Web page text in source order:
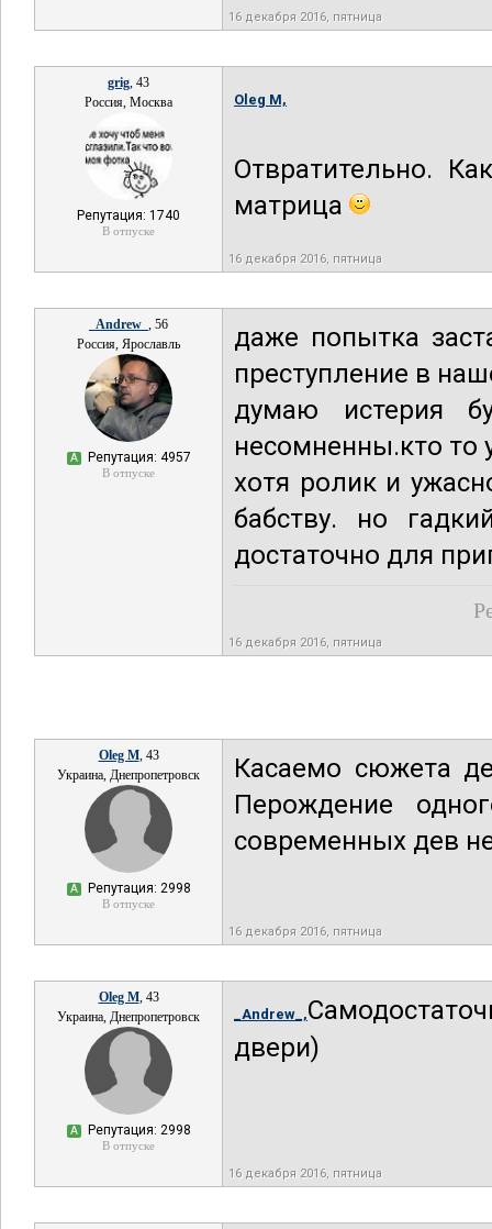
16 декабря 2016, пятница
grig, 43
Россия, Москва
Репутация: 1740
В отпуске
Oleg M,
Отвратительно.
матрица
16 декабря 2016, пятница
_Andrew_ , 56
Россия, Ярославль
А Репутация: 4957
В отпуске
даже попытка
преступление в
думаю истерия
несомненны.кто то
хотя ролик и
бабству. но
достаточно для
16 декабря 2016, пятница
Oleg M, 43
Украина, Днепропетровск
А Репутация: 2998
В отпуске
Касаемо сюжета
Перождение
современных дев
16 декабря 2016, пятница
Oleg M, 43
Украина, Днепропетровск
А Репутация: 2998
В отпуске
_Andrew_,
двери)
16 декабря 2016, пятница